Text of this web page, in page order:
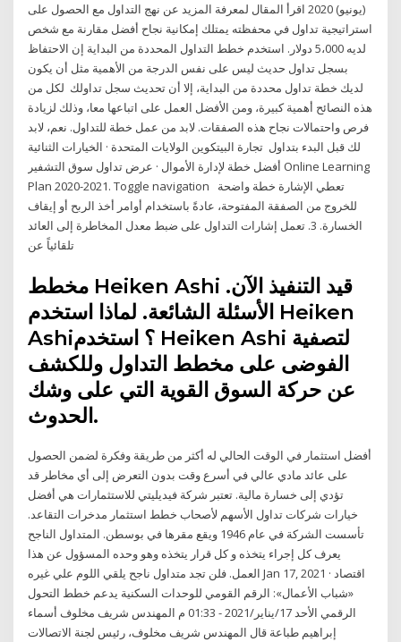
(يونيو) 2020 اقرأ المقال لمعرفة المزيد عن نهج التداول مع الحصول على
استراتيجية تداول في محفظته يمتلك إمكانية نجاح أفضل مقارنة مع شخص
لديه 5،000 دولار. استخدم خطط التداول المحددة من البداية إن الاحتفاظ
بسجل تداول حديث ليس على نفس الدرجة من الأهمية مثل أن يكون
لديك خطة تداول محددة من البداية، إلا أن تحديث سجل تداولك لكل من
هذه النصائح أهمية كبيرة، ومن الأفضل العمل على اتباعها معا، وذلك لزيادة
فرص واحتمالات نجاح هذه الصفقات. لابد من عمل خطة للتداول. نعم، لابد
لك قبل البدء بتداول تجارة البيتكوين الولايات المتحدة · الخيارات الثنائية
أفضل خطة لإدارة الأموال · عرض تداول سوق التشفير Online Learning
Plan 2020-2021. Toggle navigation تعطي الإشارة خطة واضحة
للخروج من الصفقة المفتوحة، عادةً باستخدام أوامر أخذ الربح أو إيقاف
الخسارة. 3. تعمل إشارات التداول على ضبط معدل المخاطرة إلى العائد
مخطط Heiken Ashi قيد التنفيذ الآن.
الأسئلة الشائعة. لماذا استخدم Heiken
Ashi؟ استخدم Heiken Ashi لتصفية
الفوضى على مخطط التداول وللكشف
عن حركة السوق القوية التي على وشك
الحدوث.
أفضل استثمار في الوقت الحالي له أكثر من طريقة وفكرة لضمن الحصول
على عائد مادي عالي في أسرع وقت بدون التعرض إلى أي مخاطر قد
تؤدي إلى خسارة مالية. تعتبر شركة فيديليتي للاستثمارات هي أفضل
خيارات شركات تداول الأسهم لأصحاب خطط استثمار مدخرات التقاعد.
تأسست الشركة في عام 1946 ويقع مقرها في بوسطن. المتداول الناجح
يعرف كل إجراء يتخذه و كل قرار يتخذه وهو وحده المسؤول عن هذا
العمل. فلن تجد متداول ناجح يلقي اللوم علي غيره Jan 17, 2021 · اقتصاد
«شباب الأعمال»: الرقم القومي للوحدات السكنية يدعم خطط التحول
الرقمي الأحد 17/يناير/2021 - 01:33 م المهندس شريف مخلوف أسماء
إبراهيم طباعة قال المهندس شريف مخلوف، رئيس لجنة الاتصالات